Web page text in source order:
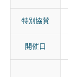
特別協賛
開催日